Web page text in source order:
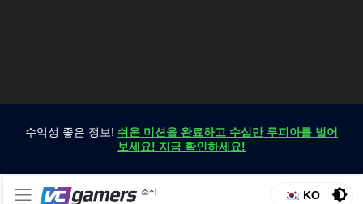
수익성 좋은 정보! 쉬운 미션을 완료하고 수십만 루피아를 벌어
보세요! 지금 확인하세요!
VCGamers 뉴스
소식
VCGamers에서만 최신 게임 뉴스 받기
KO